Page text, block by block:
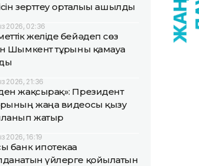
зерттеу орталығы ашылды
2026, 02:36
желіде бейәдеп сөз
Шымкент тұрғыны қамауға
2026, 21:36
жақсырақ»: Президент
жаңа видеосы қызу
жатыр
2026, 16:19
банк ипотекаға
үйлерге қойылатын